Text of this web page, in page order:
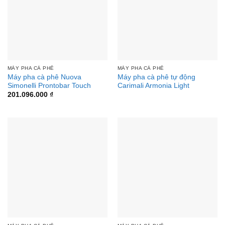
MÁY PHA CÀ PHÊ
Máy pha cà phê Nuova
Simonelli Prontobar Touch
201.096.000 ₫
MÁY PHA CÀ PHÊ
Máy pha cà phê tự động
Carimali Armonia Light